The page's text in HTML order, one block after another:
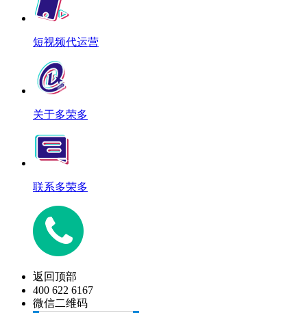
短视频代运营
关于多荣多
联系多荣多
返回顶部
400 622 6167
微信二维码